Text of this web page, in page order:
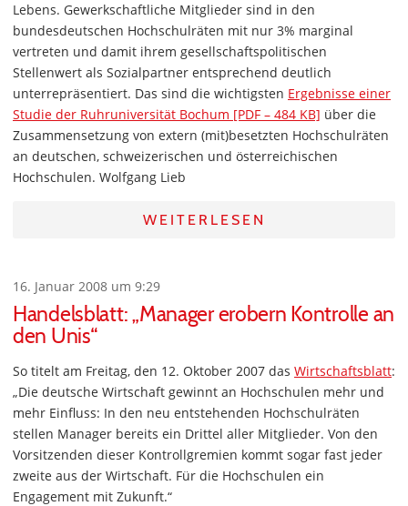
Lebens. Gewerkschaftliche Mitglieder sind in den
bundesdeutschen Hochschulräten mit nur 3% marginal
vertreten und damit ihrem gesellschaftspolitischen
Stellenwert als Sozialpartner entsprechend deutlich
unterrepräsentiert. Das sind die wichtigsten Ergebnisse einer
Studie der Ruhruniversität Bochum [PDF – 484 KB] über die
Zusammensetzung von extern (mit)besetzten Hochschulräten
an deutschen, schweizerischen und österreichischen
Hochschulen. Wolfgang Lieb
WEITERLESEN
16. Januar 2008 um 9:29
Handelsblatt: „Manager erobern Kontrolle an
den Unis“
So titelt am Freitag, den 12. Oktober 2007 das Wirtschaftsblatt:
„Die deutsche Wirtschaft gewinnt an Hochschulen mehr und
mehr Einfluss: In den neu entstehenden Hochschulräten
stellen Manager bereits ein Drittel aller Mitglieder. Von den
Vorsitzenden dieser Kontrollgremien kommt sogar fast jeder
zweite aus der Wirtschaft. Für die Hochschulen ein
Engagement mit Zukunft.“